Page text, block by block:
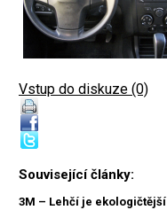
Vstup do diskuze (0)
Související články:
3M – Lehčí je ekologičtější